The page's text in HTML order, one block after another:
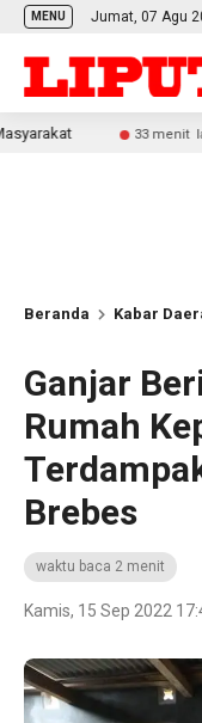
MENU Jumat, 07 Agu
33 menit lalu
Beranda Kabar
Ganjar
Rumah
Brebes
waktu baca 2 menit
Kamis, 15 Sep 2022